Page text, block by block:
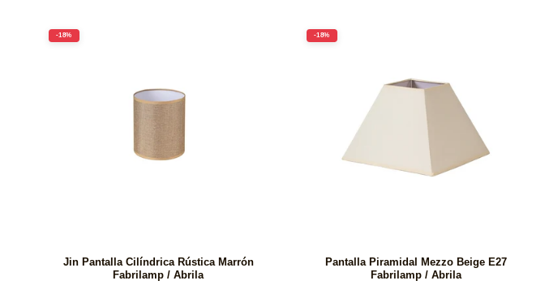
-18%
Jin Pantalla Cilíndrica Rústica Marrón
Fabrilamp / Abrila
-18%
Pantalla Piramidal Mezzo Beige E27
Fabrilamp / Abrila